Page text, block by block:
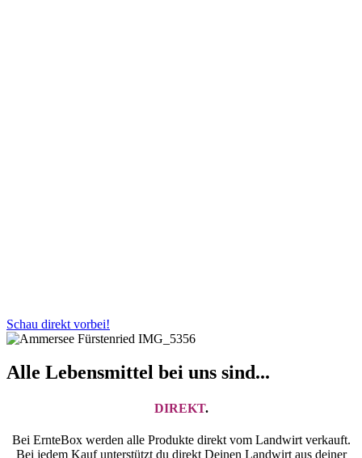
Schau direkt vorbei!
Alle Lebensmittel bei uns sind...
DIREKT.
Bei ErnteBox werden alle Produkte direkt vom Landwirt verkauft.
Bei jedem Kauf unterstützt du direkt Deinen Landwirt aus deiner